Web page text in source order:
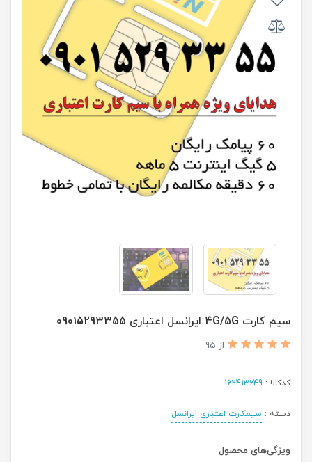
سیم کارت 4G/5G ایرانسل اعتباری 09015293355
از 95
کدکالا : 162413649
دسته : سیمکارت اعتباری ایرانسل
ویژگی‌های محصول